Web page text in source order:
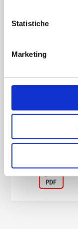
Statistiche
Marketing